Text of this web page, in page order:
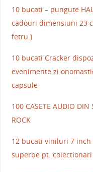
10 bucati – pungute
cadouri dimensiuni 23
fetru )
10 bucati Cracker
evenimente zi
capsule
100 CASETE AUDIO DIN
ROCK
12 bucati viniluri 7 inch
superbe pt. colectionari